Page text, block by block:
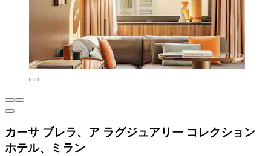
カーサ ブレラ、ア ラグジュアリー コレクション
ホテル、ミラン